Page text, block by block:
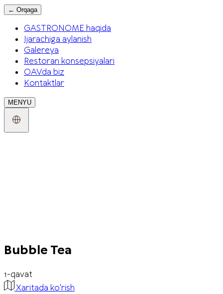
← Orqaga
GASTRONOME haqida
Ijarachiga aylanish
Galereya
Restoran konsepsiyalari
OAVda biz
Kontaktlar
MENYU
Bubble Tea
1-qavat
Xaritada ko'rish